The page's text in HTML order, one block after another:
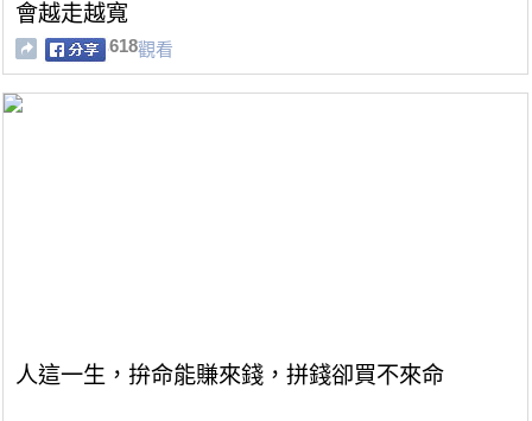
會越走越寬
618觀看
人這一生，拚命能賺來錢，拼錢卻買不來命